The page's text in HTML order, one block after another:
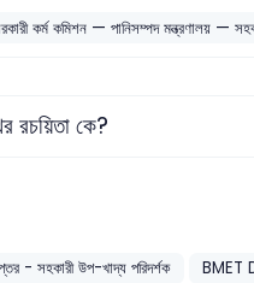
কর্ম কমিশন — পানিসম্পদ মন্ত্রণালয় —
রচয়িতা কে?
- সহকারী উপ-খাদ্য পরিদর্শক BMET